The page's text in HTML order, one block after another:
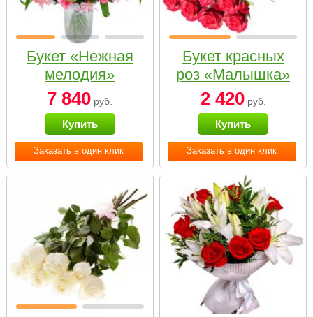
Заказать в один клик
Букет «Нежная
мелодия»
7 840 руб.
Купить
Заказать в один клик
Букет красных
роз «Малышка»
2 420руб.
Купить